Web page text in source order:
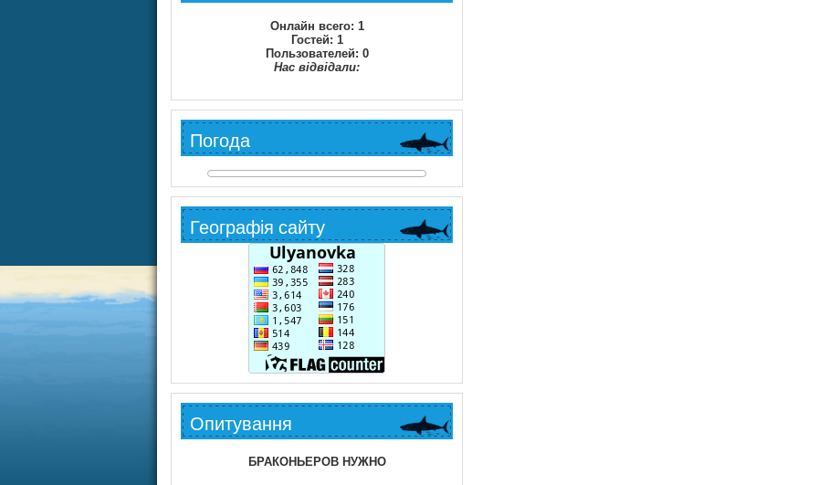
Онлайн всего: 1
Гостей: 1
Пользователей: 0
Нас відвідали:
Погода
Географія сайту
Опитування
БРАКОНЬЕРОВ НУЖНО